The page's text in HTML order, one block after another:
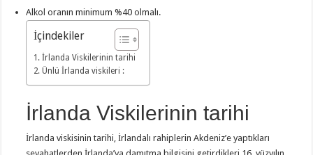
Alkol oranın minimum %40 olmalı.
İçindekiler
İrlanda Viskilerinin tarihi
Ünlü İrlanda viskileri :
İrlanda Viskilerinin tarihi
İrlanda viskisinin tarihi, İrlandalı rahiplerin Akdeniz’e yaptıkları